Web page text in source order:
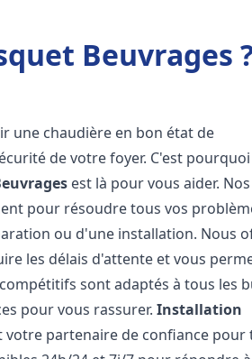
Beuvrages
une chaudière en bon état de
de votre foyer. C'est pourquoi
est là pour vous aider. Nos
pour résoudre tous vos
ou d'une installation. Nous
les délais d'attente et vous
sont adaptés à tous les
pour vous rassurer.Installation
votre partenaire de confiance pour